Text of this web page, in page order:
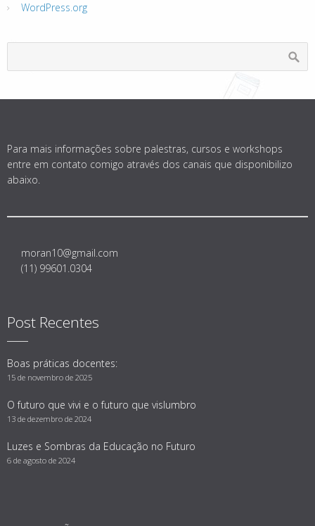
WordPress.org
Para mais informações sobre palestras, cursos e workshops
entre em contato comigo através dos canais que disponibilizo
abaixo.
moran10@gmail.com
(11) 99601.0304
Post Recentes
Boas práticas docentes:
15 de novembro de 2025
O futuro que vivi e o futuro que vislumbro
13 de dezembro de 2024
Luzes e Sombras da Educação no Futuro
6 de agosto de 2024